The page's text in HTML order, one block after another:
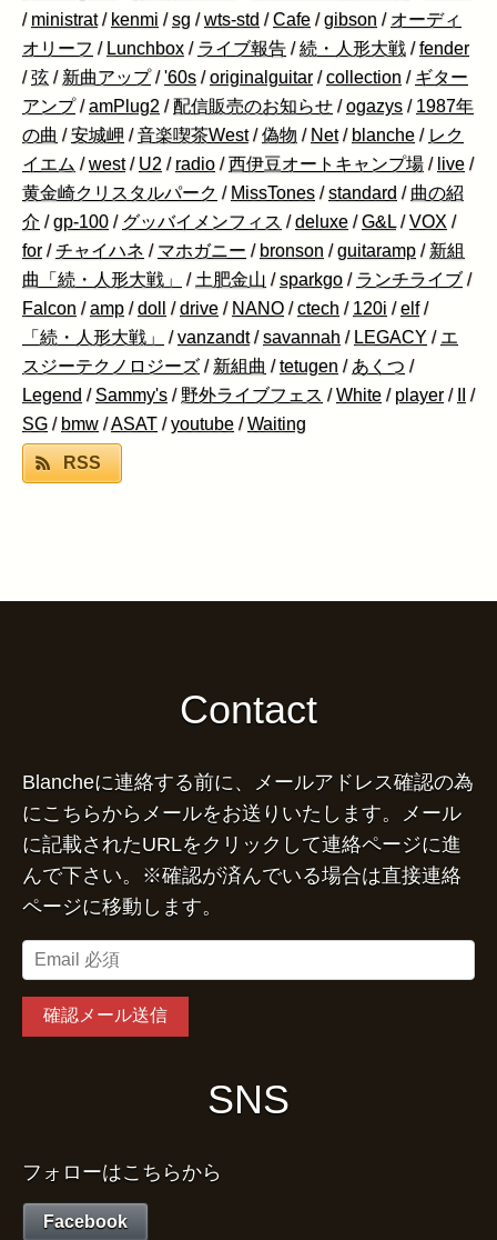
/ ministrat / kenmi /sg /wts-std /Cafe /gibson / オーディ
オリーフ / Lunchbox / ライブ報告 /続・人形大戦 /fender
/弦 / 新曲アップ /'60s /originalguitar /collection / ギター
アンプ /amPlug2 /配信販売のお知らせ /ogazys / 1987年
の曲 /安城岬 /音楽喫茶West /偽物 / Net / blanche / レク
イエム /west / U2 / radio /西伊豆オートキャンプ場 / live /
黄金崎クリスタルパーク / MissTones /standard / 曲の紹
介 /gp-100 / グッバイメンフィス /deluxe /G&L /VOX /
for /チャイハネ / マホガニー / bronson /guitaramp / 新組
曲「続・人形大戦」
/ 土肥金山 /sparkgo / ランチライブ /
Falcon /amp /doll /drive / NANO /ctech / 120i /elf /
「続・人形大戦」
/vanzandt /savannah / LEGACY / エ
スジーテクノロジーズ / 新組曲 /tetugen / あくつ /
Legend /Sammy's / 野外ライブフェス /White / player /
/
SG / bmw /ASAT /youtube /Waiting
RSS
Contact
Blancheに連絡する前に、メールアドレス確認の為
にこちらからメールをお送りいたします。メール
に記載されたURLをクリックして連絡ページに進
んで下さい。※確認が済んでいる場合は直接連絡
ページに移動します。
SNS
フォローはこちらから
Facebook